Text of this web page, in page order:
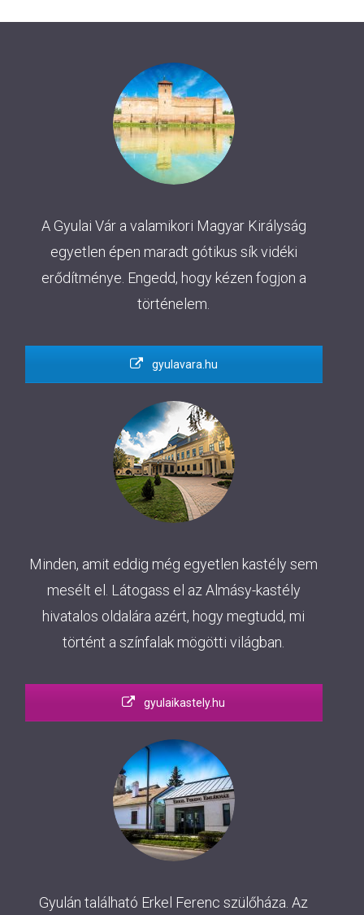
A Gyulai Vár a valamikori Magyar Királyság
egyetlen épen maradt gótikus sík vidéki
erődítménye. Engedd, hogy kézen fogjon a
történelem.
gyulavara.hu
Minden, amit eddig még egyetlen kastély sem
mesélt el. Látogass el az Almásy-kastély
hivatalos oldalára azért, hogy megtudd, mi
történt a színfalak mögötti világban.
gyulaikastely.hu
Gyulán található Erkel Ferenc szülőháza. Az